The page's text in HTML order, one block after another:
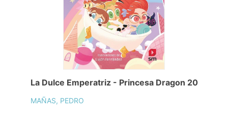
La Dulce Emperatriz - Princesa Dragon 20
MAÑAS, PEDRO